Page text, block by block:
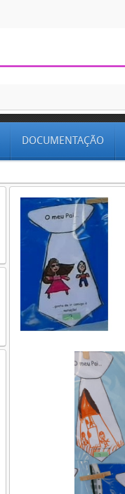
DOCUMENTAÇÃO